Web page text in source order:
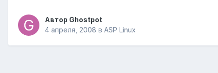
Автор Ghostpot
4 апреля, 2008 в ASP Linux